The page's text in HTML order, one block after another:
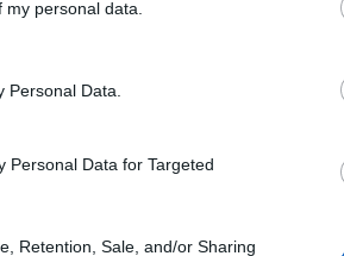
personal data.
Data.
Personal Data for Targeted
Retention, Sale, and/or Sharing